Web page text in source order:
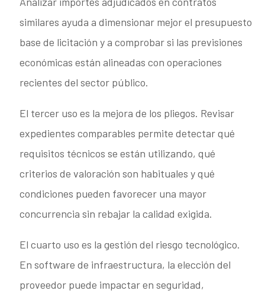
similares ayuda a dimensionar mejor el presupuesto
base de licitación y a comprobar si las previsiones
económicas están alineadas con operaciones
recientes del sector público.
El tercer uso es la mejora de los pliegos. Revisar
expedientes comparables permite detectar qué
requisitos técnicos se están utilizando, qué
criterios de valoración son habituales y qué
condiciones pueden favorecer una mayor
concurrencia sin rebajar la calidad exigida.
El cuarto uso es la gestión del riesgo tecnológico.
En software de infraestructura, la elección del
proveedor puede impactar en seguridad,